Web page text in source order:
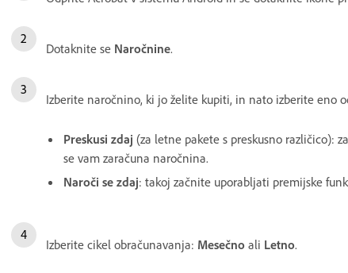
Dotaknite se Naročnine.
Izberite naročnino, ki jo želite kupiti, in nato izberite eno
Preskusi zdaj (za letne pakete s preskusno različico):
se vam zaračuna naročnina.
Naroči se zdaj: takoj začnite uporabljati premijske
Izberite cikel obračunavanja: Mesečno ali Letno.